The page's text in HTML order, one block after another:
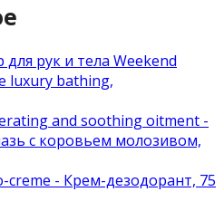
рук и тела Weekend
luxury bathing,
and soothing oitment -
с коровьем молозивом,
creme - Крем-дезодорант, 75